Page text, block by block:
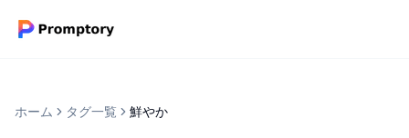
ホーム タグ一覧 鮮やか